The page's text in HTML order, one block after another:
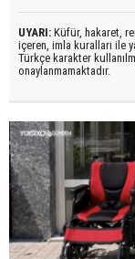
UYARI: Küfür, hakaret,
içeren, imla kuralları ile
Türkçe karakter
onaylanmamaktadır.